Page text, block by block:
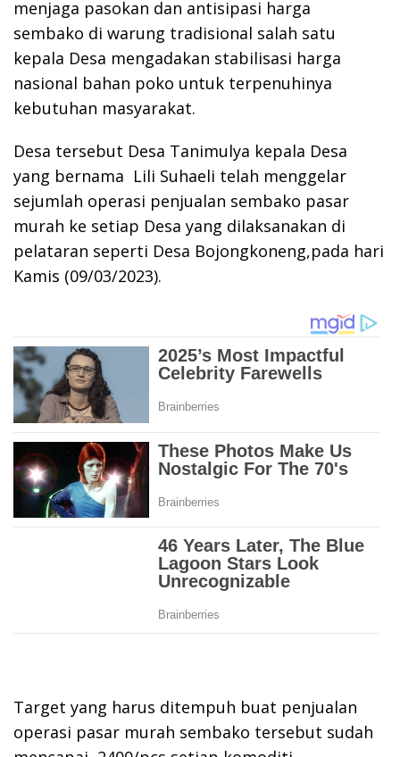
menjaga pasokan dan antisipasi harga
sembako di warung tradisional salah satu
kepala Desa mengadakan stabilisasi harga
nasional bahan poko untuk terpenuhinya
kebutuhan masyarakat.
Desa tersebut Desa Tanimulya kepala Desa
yang bernama Lili Suhaeli telah menggelar
sejumlah operasi penjualan sembako pasar
murah ke setiap Desa yang dilaksanakan di
pelataran seperti Desa Bojongkoneng,pada hari
Kamis (09/03/2023).
Target yang harus ditempuh buat penjualan
operasi pasar murah sembako tersebut sudah